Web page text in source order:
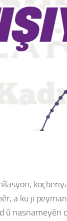
a ku ji
nasnameyên